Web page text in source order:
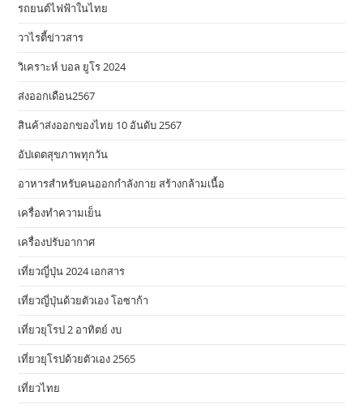
รถยนต์ไฟฟ้าในไทย
วาไรตี้ข่าวสาร
วิเคราะห์ บอล ยูโร 2024
ส่งออกเดือน2567
สินค้าส่งออกของไทย 10 อันดับ 2567
อัปเดตสุขภาพทุกวัน
อาหารสําหรับคนออกกําลังกาย สร้างกล้ามเนื้อ
เครื่องทำความเย็น
เครื่องปรับอากาศ
เที่ยวญี่ปุ่น 2024 เอกสาร
เที่ยวญี่ปุ่นด้วยตัวเอง โอซาก้า
เที่ยวยุโรป 2 อาทิตย์ งบ
เที่ยวยุโรปด้วยตัวเอง 2565
เที่ยวไทย